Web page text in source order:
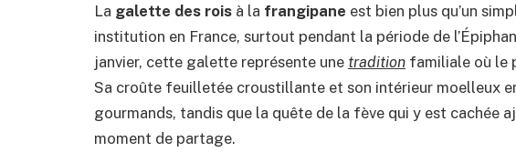
La galette des rois à la frangipane est bien plus qu’un
institution en France, surtout pendant la période de
janvier, cette galette représente une tradition familiale où le
Sa croûte feuilletée croustillante et son intérieur moelleux
gourmands, tandis que la quête de la fève qui y est cachée
moment de partage.